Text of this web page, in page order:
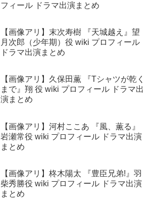
フィール ドラマ出演まとめ
【画像アリ】末次寿樹 『天城越え』望
月次郎（少年期）役 wiki プロフィール
ドラマ出演まとめ
【画像アリ】久保田薫 『Tシャツが乾く
まで』翔 役 wiki プロフィール ドラマ出
演まとめ
【画像アリ】河村ここあ 『風、薫る』
岩瀬常役 wiki プロフィール ドラマ出演
まとめ
【画像アリ】柊木陽太 『豊臣兄弟!』羽
柴秀勝役 wiki プロフィール ドラマ出演
まとめ